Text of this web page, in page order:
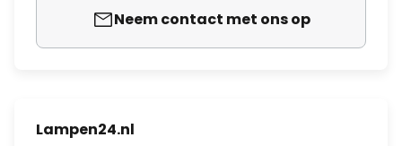
Neem contact met ons op
Lampen24.nl